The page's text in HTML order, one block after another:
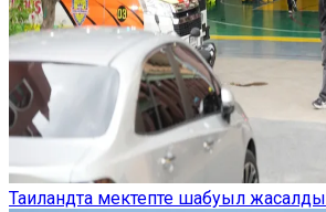
Таиландта мектепте шабуыл жасалды